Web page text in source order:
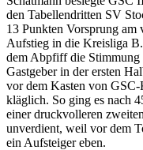
den Tabellendritten SV
13 Punkten Vorsprung am
Aufstieg in die Kreisliga B.
dem Abpfiff die Stimmung
Gastgeber in der ersten
vor dem Kasten von
kläglich. So ging es nach
einer druckvolleren
unverdient, weil vor dem
ein Aufsteiger eben.